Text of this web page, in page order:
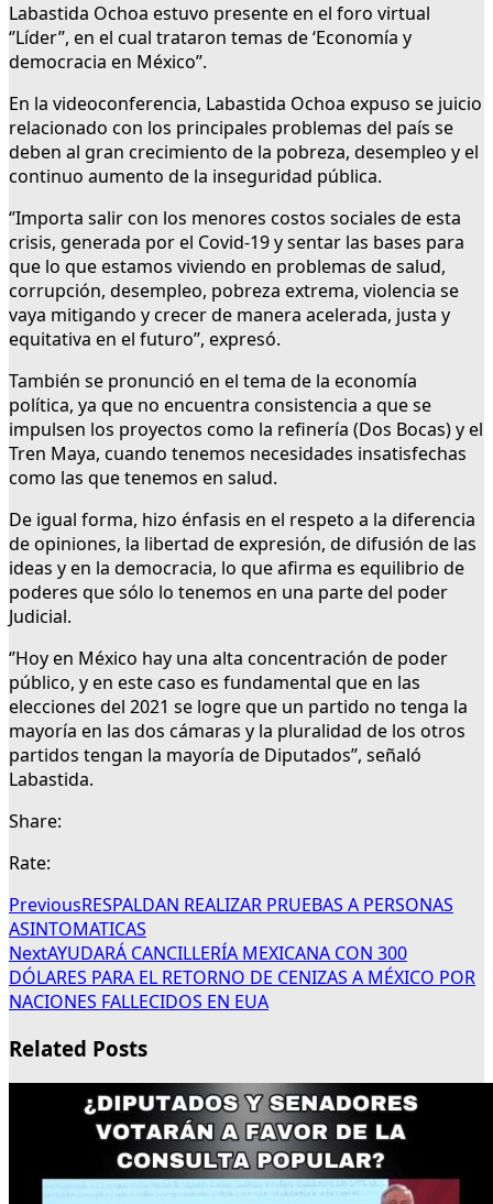
Labastida Ochoa estuvo presente en el foro virtual
‘’Líder’’, en el cual trataron temas de ‘Economía y
democracia en México’’.
En la videoconferencia, Labastida Ochoa expuso se juicio
relacionado con los principales problemas del país se
deben al gran crecimiento de la pobreza, desempleo y el
continuo aumento de la inseguridad pública.
‘’Importa salir con los menores costos sociales de esta
crisis, generada por el Covid-19 y sentar las bases para
que lo que estamos viviendo en problemas de salud,
corrupción, desempleo, pobreza extrema, violencia se
vaya mitigando y crecer de manera acelerada, justa y
equitativa en el futuro’’, expresó.
También se pronunció en el tema de la economía
política, ya que no encuentra consistencia a que se
impulsen los proyectos como la refinería (Dos Bocas) y el
Tren Maya, cuando tenemos necesidades insatisfechas
como las que tenemos en salud.
De igual forma, hizo énfasis en el respeto a la diferencia
de opiniones, la libertad de expresión, de difusión de las
ideas y en la democracia, lo que afirma es equilibrio de
poderes que sólo lo tenemos en una parte del poder
Judicial.
‘’Hoy en México hay una alta concentración de poder
público, y en este caso es fundamental que en las
elecciones del 2021 se logre que un partido no tenga la
mayoría en las dos cámaras y la pluralidad de los otros
partidos tengan la mayoría de Diputados’’, señaló
Labastida.
Share:
Rate:
PreviousRESPALDAN REALIZAR PRUEBAS A PERSONAS
ASINTOMATICAS
NextAYUDARÁ CANCILLERÍA MEXICANA CON 300
DÓLARES PARA EL RETORNO DE CENIZAS A MÉXICO POR
NACIONES FALLECIDOS EN EUA
Related Posts